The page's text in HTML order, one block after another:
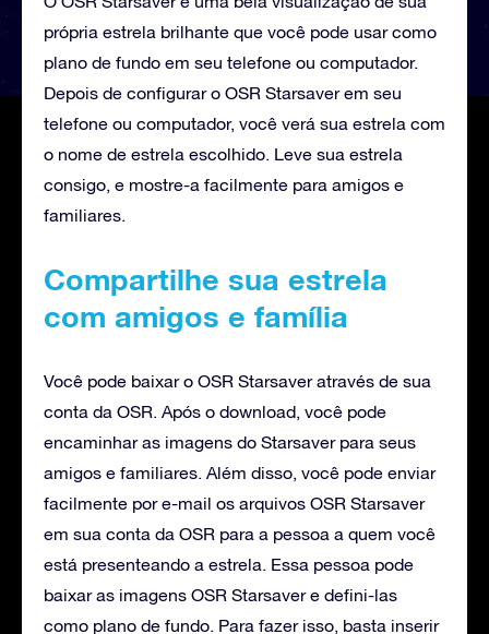
própria estrela brilhante que você pode usar como
plano de fundo em seu telefone ou computador.
Depois de configurar o OSR Starsaver em seu
telefone ou computador, você verá sua estrela com
o nome de estrela escolhido. Leve sua estrela
consigo, e mostre-a facilmente para amigos e
familiares.
Compartilhe sua estrela
com amigos e família
Você pode baixar o OSR Starsaver através de sua
conta da OSR. Após o download, você pode
encaminhar as imagens do Starsaver para seus
amigos e familiares. Além disso, você pode enviar
facilmente por e-mail os arquivos OSR Starsaver
em sua conta da OSR para a pessoa a quem você
está presenteando a estrela. Essa pessoa pode
baixar as imagens OSR Starsaver e defini-las
como plano de fundo. Para fazer isso, basta inserir